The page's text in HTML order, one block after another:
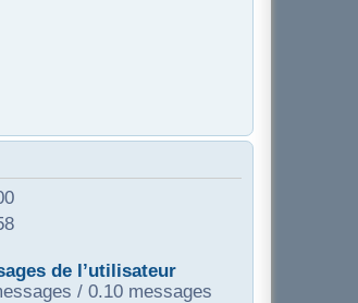
de l’utilisateur
/ 0.10 messages